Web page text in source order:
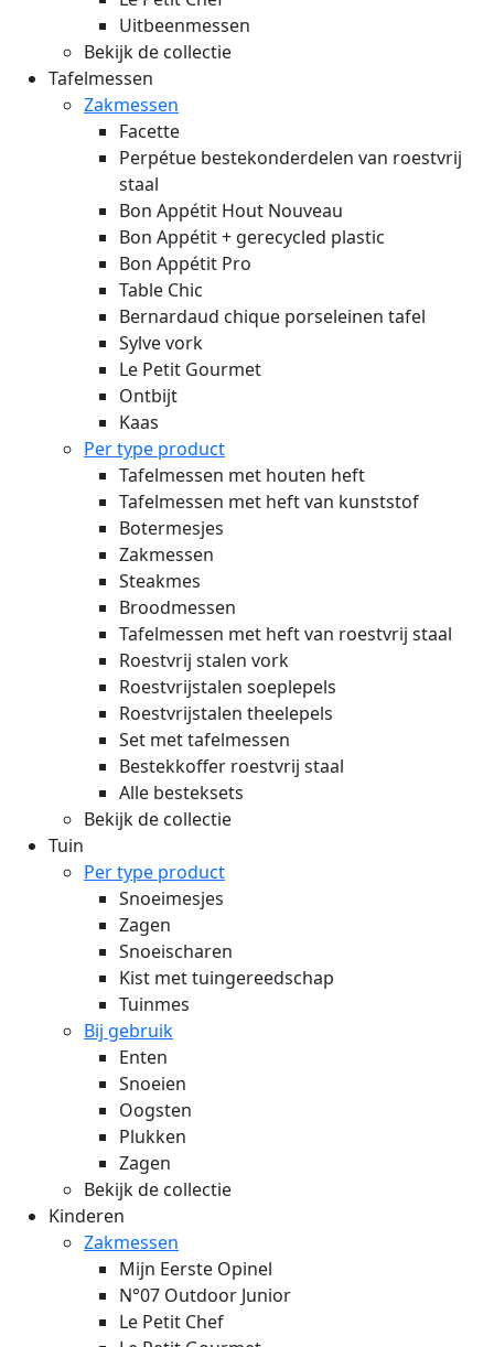
Uitbeenmessen
Bekijk de collectie
Tafelmessen
Zakmessen
Facette
Perpétue bestekonderdelen van roestvrij
staal
Bon Appétit Hout Nouveau
Bon Appétit + gerecycled plastic
Bon Appétit Pro
Table Chic
Bernardaud chique porseleinen tafel
Sylve vork
Le Petit Gourmet
Ontbijt
Kaas
Per type product
Tafelmessen met houten heft
Tafelmessen met heft van kunststof
Botermesjes
Zakmessen
Steakmes
Broodmessen
Tafelmessen met heft van roestvrij staal
Roestvrij stalen vork
Roestvrijstalen soeplepels
Roestvrijstalen theelepels
Set met tafelmessen
Bestekkoffer roestvrij staal
Alle besteksets
Bekijk de collectie
Tuin
Per type product
Snoeimesjes
Zagen
Snoeischaren
Kist met tuingereedschap
Tuinmes
Bij gebruik
Enten
Snoeien
Oogsten
Plukken
Zagen
Bekijk de collectie
Kinderen
Zakmessen
Mijn Eerste Opinel
N°07 Outdoor Junior
Le Petit Chef